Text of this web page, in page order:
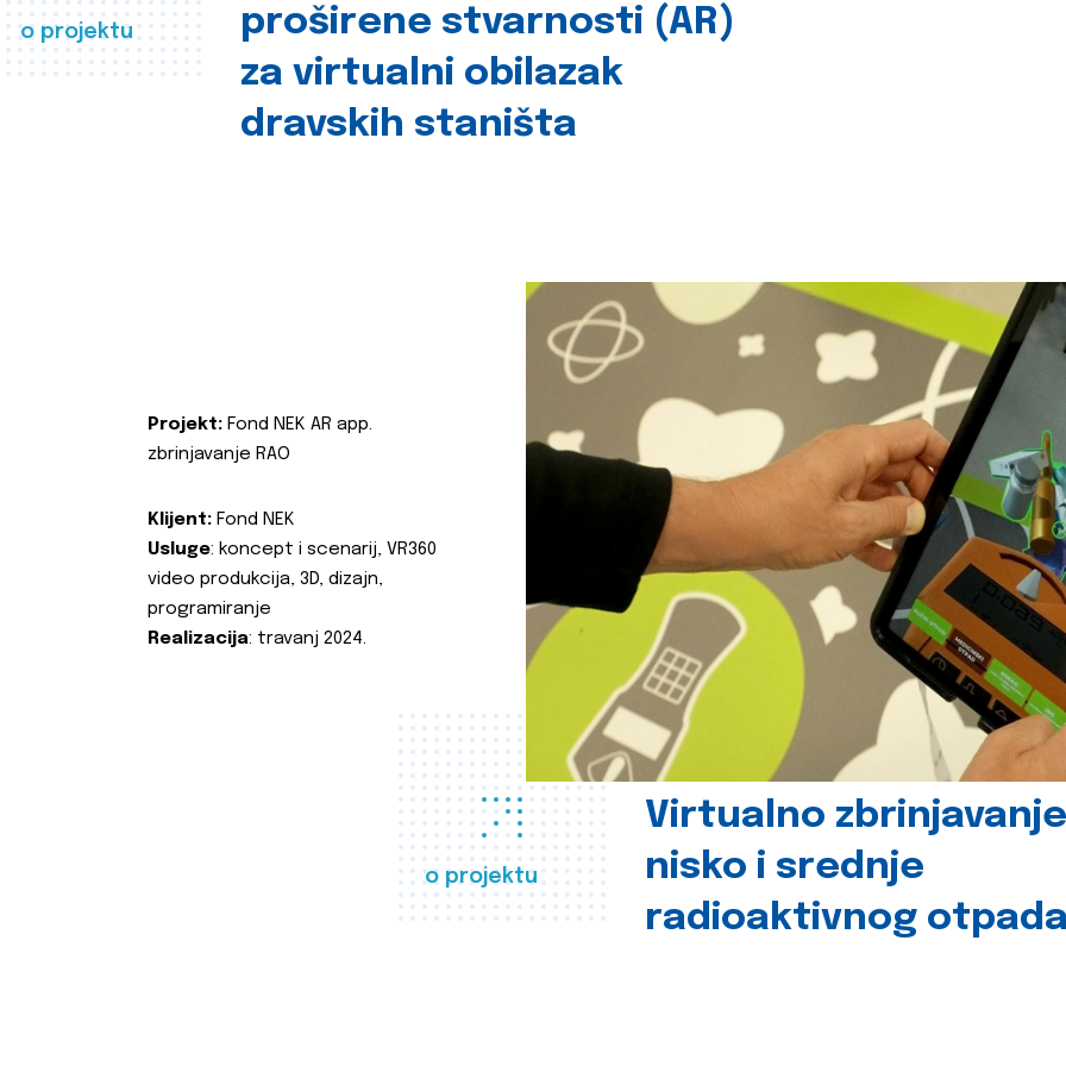
o projektu
proširene stvarnosti (AR)
za virtualni obilazak
dravskih staništa
o projektu
Virtualno zbrinjavanje
nisko i srednje
radioaktivnog
Projekt: Fond NEK AR app.
zbrinjavanje RAO
Klijent: Fond NEK
Usluge: koncept i scenarij, VR360
video produkcija, 3D, dizajn,
programiranje
Realizacija: travanj 2024.